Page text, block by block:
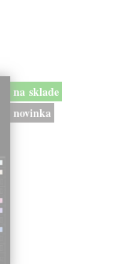
na sklade
novinka